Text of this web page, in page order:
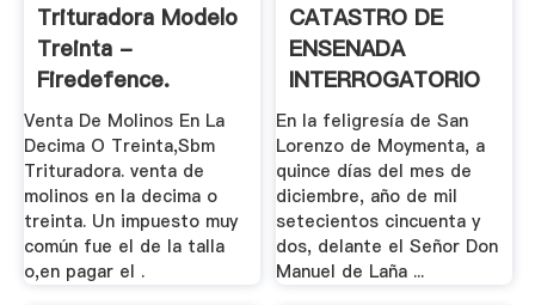
Trituradora Modelo
Treinta -
Firedefence.
Venta De Molinos En La
Decima O Treinta,Sbm
Trituradora. venta de
molinos en la decima o
treinta. Un impuesto muy
común fue el de la talla
o,en pagar el .
CATASTRO DE
ENSENADA
INTERROGATORIO
DE .
En la feligresía de San
Lorenzo de Moymenta, a
quince días del mes de
diciembre, año de mil
setecientos cincuenta y
dos, delante el Señor Don
Manuel de Laña ...